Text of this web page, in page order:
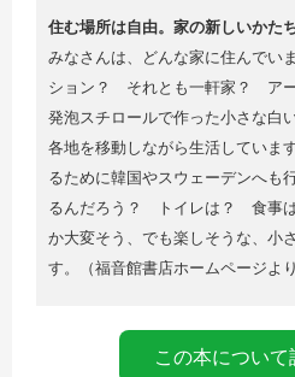
住む場所は自由。家の新しいかた
みなさんは、どんな家に住んで
ション？ それとも一軒家？ アー
発泡スチロールで作った小さな白
各地を移動しながら生活していま
るために韓国やスウェーデンへも
るんだろう？ トイレは？ 食事
か大変そう、でも楽しそうな、小
す。（福音館書店ホームページより
この本について